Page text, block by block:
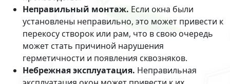
Неправильный монтаж. Если окна были
установлены неправильно, это может привести к
перекосу створок или рам, что в свою очередь
может стать причиной нарушения
герметичности и появления сквозняков.
Небрежная эксплуатация. Неправильная